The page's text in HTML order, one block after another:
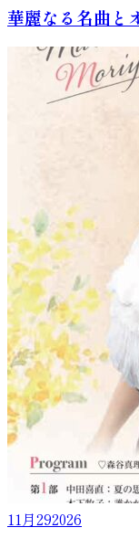
華麗なる名曲と
11月292026